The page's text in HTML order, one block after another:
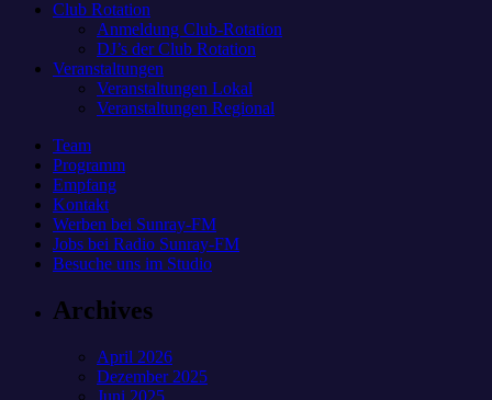
Club Rotation
Anmeldung Club-Rotation
DJ’s der Club Rotation
Veranstaltungen
Veranstaltungen Lokal
Veranstaltungen Regional
Team
Programm
Empfang
Kontakt
Werben bei Sunray-FM
Jobs bei Radio Sunray-FM
Besuche uns im Studio
Archives
April 2026
Dezember 2025
Juni 2025